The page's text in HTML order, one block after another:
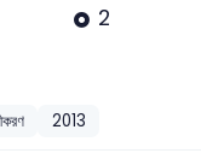
2
2013